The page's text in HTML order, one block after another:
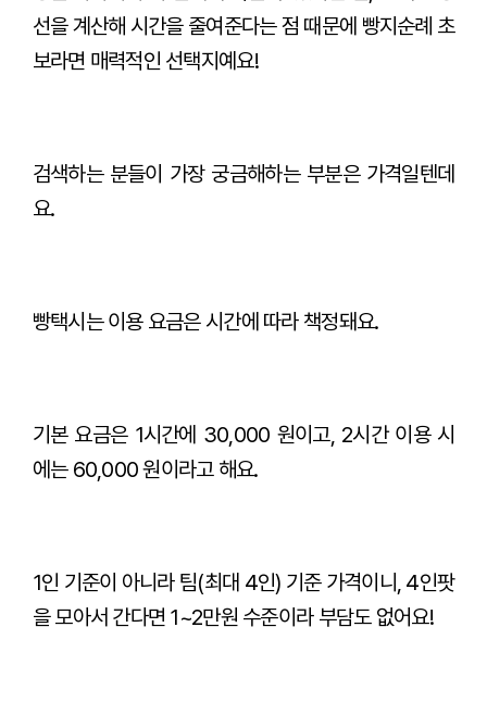
선을 계산해 시간을 줄여준다는 점 때문에 빵지순례 초
보라면 매력적인 선택지예요!
검색하는 분들이 가장 궁금해하는 부분은 가격일텐데
요.
빵택시는 이용 요금은 시간에 따라 책정돼요.
기본 요금은 1시간에 30,000 원이고, 2시간 이용 시
에는 60,000 원이라고 해요.
1인 기준이 아니라 팀(최대 4인) 기준 가격이니, 4인팟
을 모아서 간다면 1~2만원 수준이라 부담도 없어요!